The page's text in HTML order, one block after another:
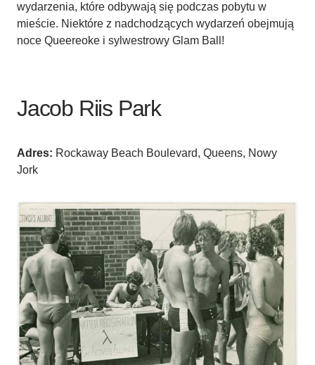
wydarzenia, które odbywają się podczas pobytu w
mieście. Niektóre z nadchodzących wydarzeń obejmują
noce Queereoke i sylwestrowy Glam Ball!
Jacob Riis Park
Adres: Rockaway Beach Boulevard, Queens, Nowy
Jork